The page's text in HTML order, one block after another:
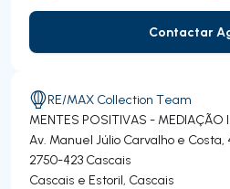
Contactar
RE/MAX Collection Team
MENTES POSITIVAS - MEDIAÇÃO
Av. Manuel Júlio Carvalho e Costa,
2750-423 Cascais
Cascais e Estoril, Cascais